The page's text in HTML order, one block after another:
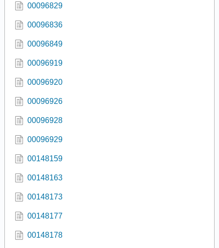
00096829
00096836
00096849
00096919
00096920
00096926
00096928
00096929
00148159
00148163
00148173
00148177
00148178